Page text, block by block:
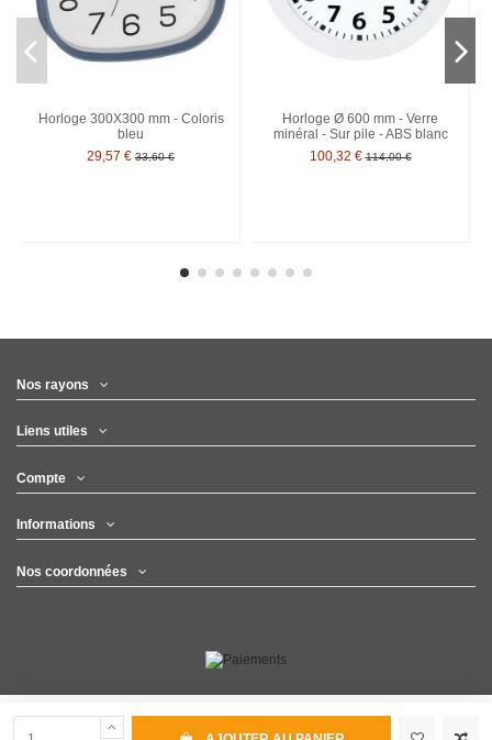
Horloge 300X300 mm - Coloris
bleu
29,57 € 33,60 €
Horloge Ø 600 mm - Verre
minéral - Sur pile - ABS blanc
100,32 € 114,00 €
Nos rayons
Liens utiles
Compte
Informations
Nos coordonnées